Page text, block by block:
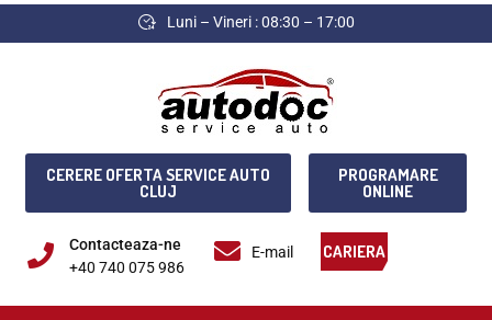
Luni – Vineri : 08:30 – 17:00
CERERE OFERTA SERVICE AUTO
CLUJ
PROGRAMARE
ONLINE
Contacteaza-ne
+40 740 075 986
E-mail CARIERA